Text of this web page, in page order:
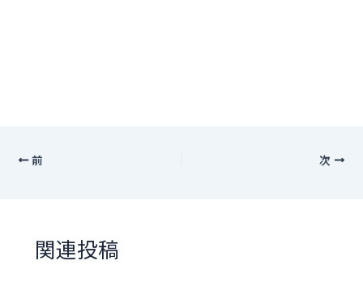
前 次
関連投稿